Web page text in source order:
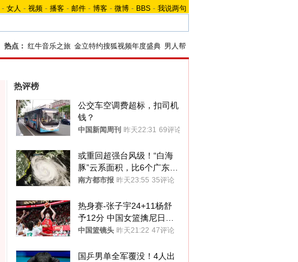
- 女人 - 视频 - 播客 - 邮件 - 博客 - 微博 - BBS - 我说两句
热点： 红牛音乐之旅 金立特约搜狐视频年度盛典 男人帮
热评榜
公交车空调费超标，扣司机
钱？
中国新闻周刊 昨天22:31 69评论
或重回超强台风级！“白海
豚”云系面积，比6个广东还
大！深圳官方：注意这件事
南方都市报 昨天23:55 35评论
热身赛-张子宇24+11杨舒
予12分 中国女篮擒尼日利
亚
中国篮镜头 昨天21:22 47评论
国乒男单全军覆没！4人出